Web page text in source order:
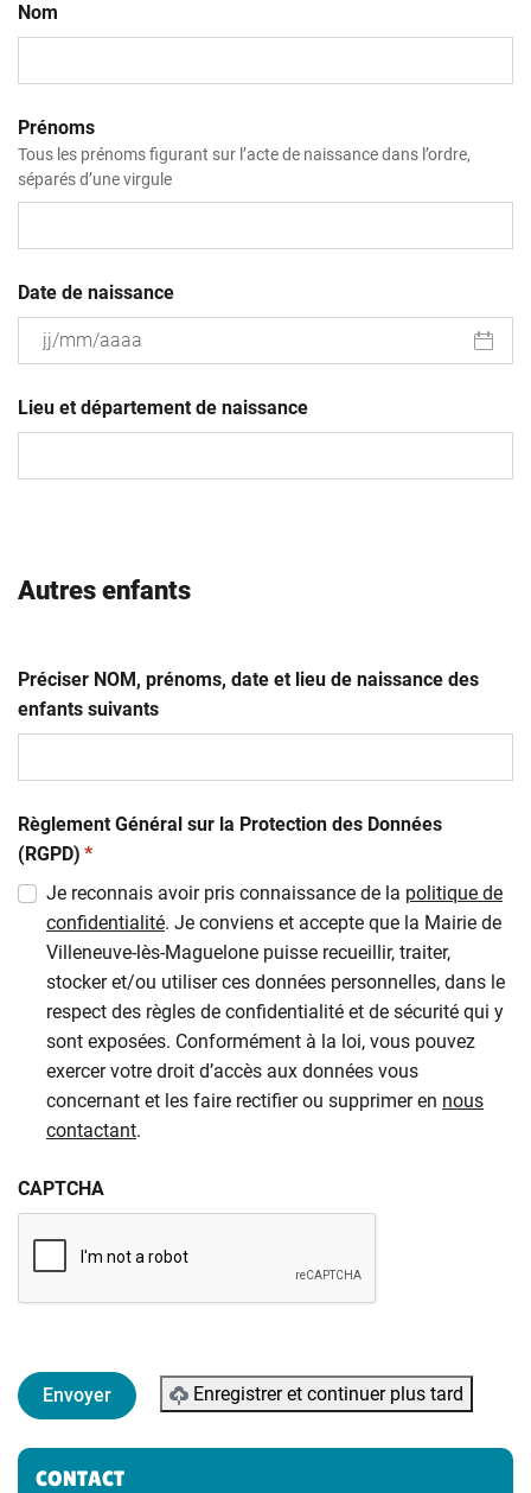
Nom
Prénoms
Tous les prénoms figurant sur l’acte de naissance dans l’ordre,
séparés d’une virgule
Date de naissance
slash
MM
Lieu et département de naissance
Autres enfants
Préciser NOM, prénoms, date et lieu de naissance des
enfants suivants
Règlement Général sur la Protection des Données
(RGPD) (obligatoire)
*
Je reconnais avoir pris connaissance de la politique de
confidentialité. Je conviens et accepte que la Mairie de
Villeneuve-lès-Maguelone puisse recueillir, traiter,
stocker et/ou utiliser ces données personnelles, dans le
respect des règles de confidentialité et de sécurité qui y
sont exposées. Conformément à la loi, vous pouvez
exercer votre droit d’accès aux données vous
concernant et les faire rectifier ou supprimer en nous
contactant.
CAPTCHA
Enregistrer et continuer plus tard
Informations complémentaires
CONTACT